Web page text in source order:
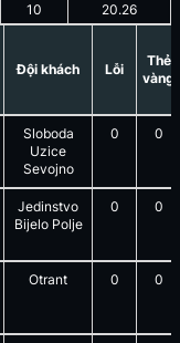
10 20.26
Đội khách Lỗi
Thẻ
vàng
Sloboda
Uzice
Sevojno
0 0
Jedinstvo
Bijelo Polje
0 0
Otrant 0 0